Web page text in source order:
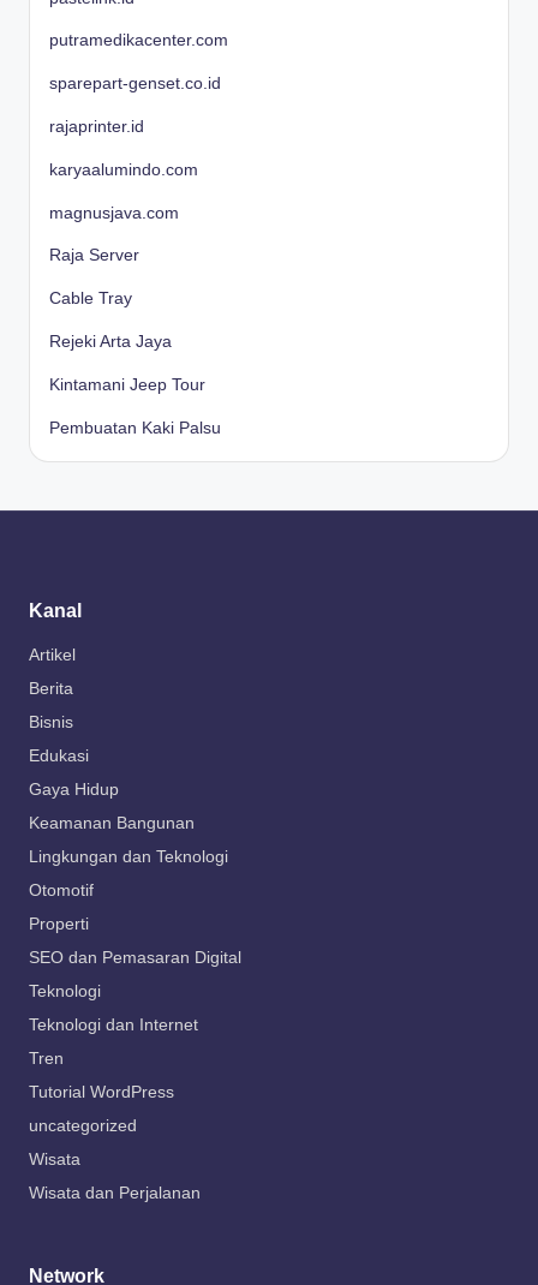
putramedikacenter.com
sparepart-genset.co.id
rajaprinter.id
karyaalumindo.com
magnusjava.com
Raja Server
Cable Tray
Rejeki Arta Jaya
Kintamani Jeep Tour
Pembuatan Kaki Palsu
Kanal
Artikel
Berita
Bisnis
Edukasi
Gaya Hidup
Keamanan Bangunan
Lingkungan dan Teknologi
Otomotif
Properti
SEO dan Pemasaran Digital
Teknologi
Teknologi dan Internet
Tren
Tutorial WordPress
uncategorized
Wisata
Wisata dan Perjalanan
Network